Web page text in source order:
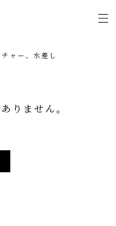
チャー、水差し
りません。